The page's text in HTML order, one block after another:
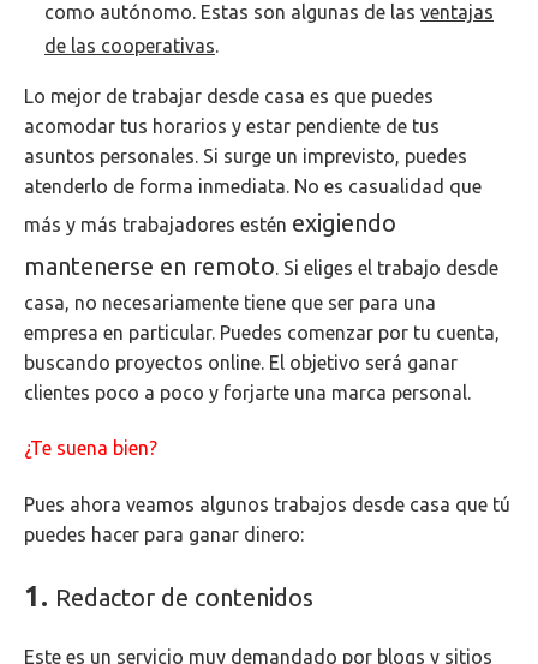
como autónomo. Estas son algunas de las ventajas
de las cooperativas.
Lo mejor de trabajar desde casa es que puedes
acomodar tus horarios y estar pendiente de tus
asuntos personales. Si surge un imprevisto, puedes
atenderlo de forma inmediata. No es casualidad que
más y más trabajadores estén exigiendo
mantenerse en remoto. Si eliges el trabajo desde
casa, no necesariamente tiene que ser para una
empresa en particular. Puedes comenzar por tu cuenta,
buscando proyectos online. El objetivo será ganar
clientes poco a poco y forjarte una marca personal.
¿Te suena bien?
Pues ahora veamos algunos trabajos desde casa que tú
puedes hacer para ganar dinero:
1. Redactor de contenidos
Este es un servicio muy demandado por blogs y sitios